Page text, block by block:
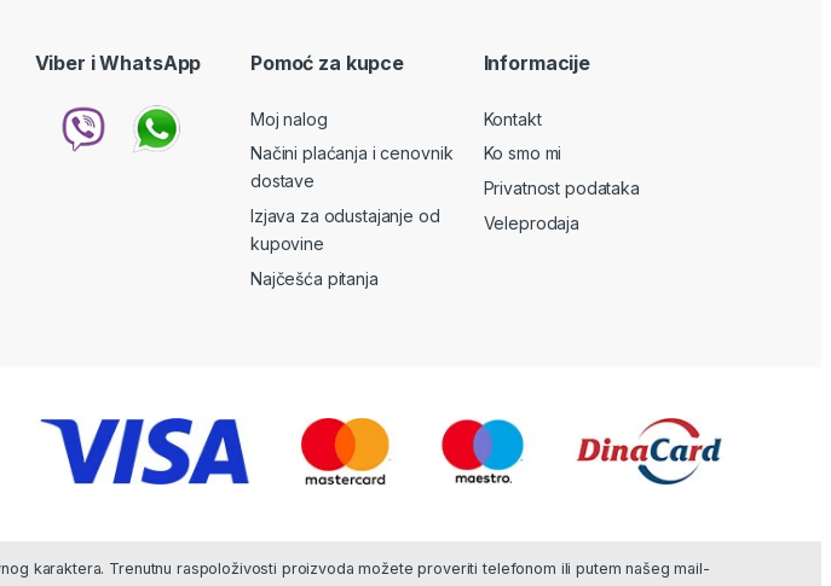
Viber i WhatsApp Pomoć za kupce
Moj nalog
Načini plaćanja i cenovnik
dostave
Izjava za odustajanje od
kupovine
Najčešća pitanja
Informacije
Kontakt
Ko smo mi
Privatnost podataka
Veleprodaja
karaktera. Trenutnu raspoloživosti proizvoda možete proveriti telefonom ili putem našeg mail-